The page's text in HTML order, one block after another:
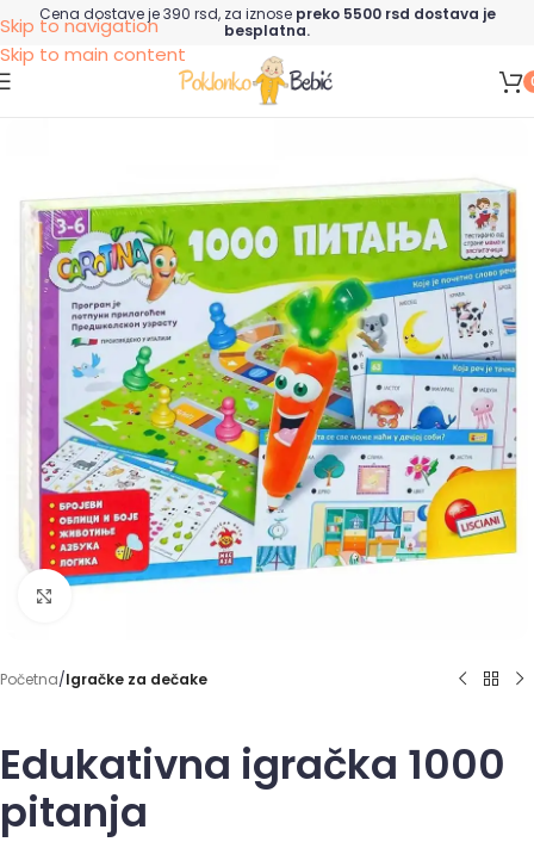
Skip to navigation
Skip to main content
Cena dostave je 390 rsd, za iznose preko 5500 rsd dostava je
besplatna.
Click to enlarge
Početna Igračke za dečake
Edukativna igračka 1000
pitanja